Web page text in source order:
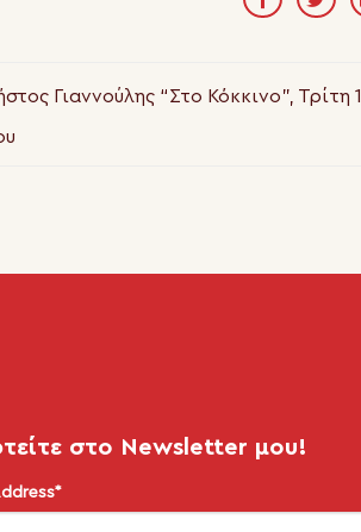
Γιαννούλης “Στο Κόκκινο”, Τρίτη 1
στο Newsletter μου!